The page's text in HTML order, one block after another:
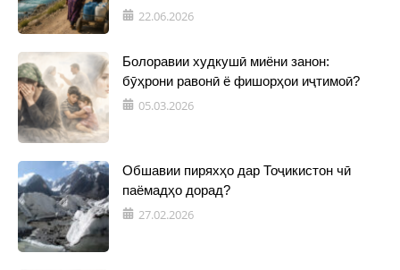
22.06.2026
Болоравии худкушӣ миёни занон:
бӯҳрони равонӣ ё фишорҳои иҷтимоӣ?
05.03.2026
Обшавии пиряхҳо дар Тоҷикистон чӣ
паёмадҳо дорад?
27.02.2026